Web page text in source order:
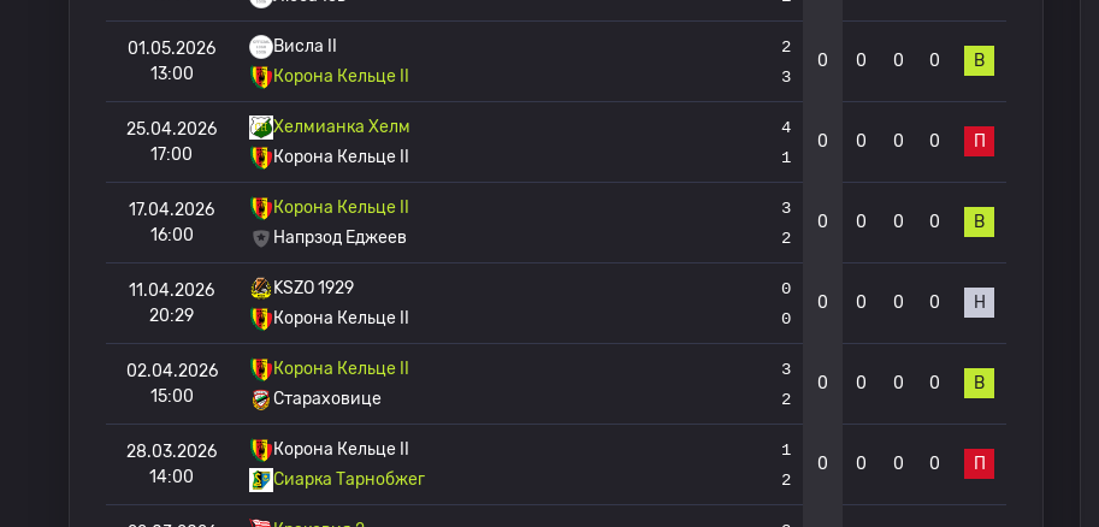
01.05.2026
13:00
Висла II
Корона Кельце II
2
3
0 0 0 0 В
25.04.2026
17:00
Хелмианка Хелм
Корона Кельце II
4
1
0 0 0 0 П
17.04.2026
16:00
Корона Кельце II
Напрзод Еджеев
3
2
0 0 0 0 В
11.04.2026
20:29
KSZO 1929
Корона Кельце II
0
0
0 0 0 0 Н
02.04.2026
15:00
Корона Кельце II
Стараховице
3
2
0 0 0 0 В
28.03.2026
14:00
Корона Кельце II
Сиарка Тарнобжег
1
2
0 0 0 0 П